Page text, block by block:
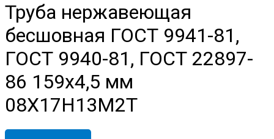
Труба нержавеющая
бесшовная ГОСТ 9941-81,
ГОСТ 9940-81, ГОСТ 22897-
86 159х4,5 мм
08Х17Н13М2Т